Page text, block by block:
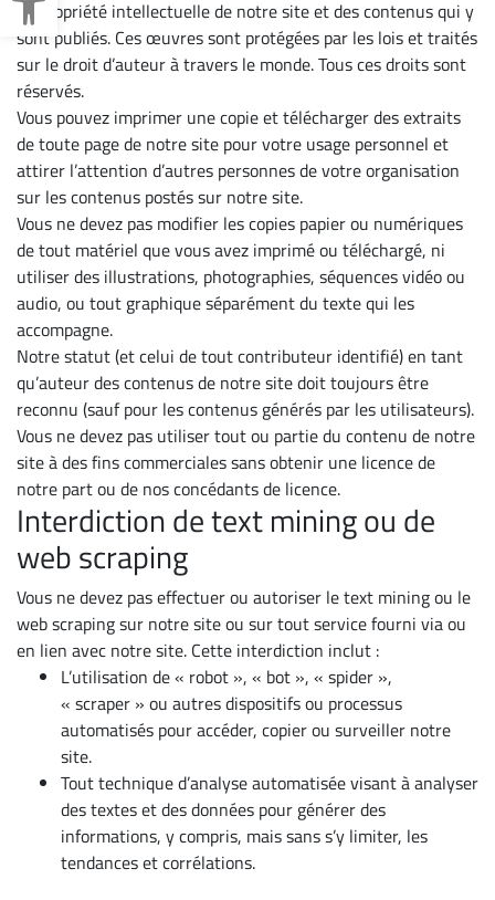
de propriété intellectuelle de notre site et des contenus qui y
sont publiés. Ces œuvres sont protégées par les lois et traités
sur le droit d’auteur à travers le monde. Tous ces droits sont
réservés.
Vous pouvez imprimer une copie et télécharger des extraits
de toute page de notre site pour votre usage personnel et
attirer l’attention d’autres personnes de votre organisation
sur les contenus postés sur notre site.
Vous ne devez pas modifier les copies papier ou numériques
de tout matériel que vous avez imprimé ou téléchargé, ni
utiliser des illustrations, photographies, séquences vidéo ou
audio, ou tout graphique séparément du texte qui les
accompagne.
Notre statut (et celui de tout contributeur identifié) en tant
qu’auteur des contenus de notre site doit toujours être
reconnu (sauf pour les contenus générés par les utilisateurs).
Vous ne devez pas utiliser tout ou partie du contenu de notre
site à des fins commerciales sans obtenir une licence de
notre part ou de nos concédants de licence.
Interdiction de text mining ou de
web scraping
Vous ne devez pas effectuer ou autoriser le text mining ou le
web scraping sur notre site ou sur tout service fourni via ou
en lien avec notre site. Cette interdiction inclut :
L’utilisation de « robot », « bot », « spider »,
« scraper » ou autres dispositifs ou processus
automatisés pour accéder, copier ou surveiller notre
site.
Tout technique d’analyse automatisée visant à analyser
des textes et des données pour générer des
informations, y compris, mais sans s’y limiter, les
tendances et corrélations.